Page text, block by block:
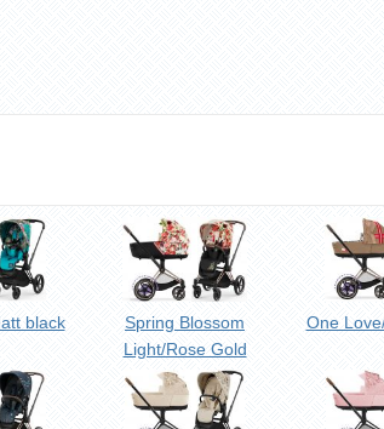
black
Spring Blossom
Light/Rose Gold
One